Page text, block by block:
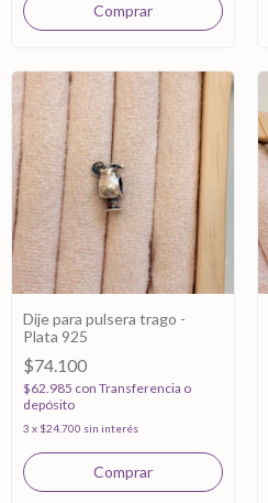
Dije para pulsera trago -
Plata 925
$74.100
$62.985 con Transferencia o
depósito
3 x $24.700 sin interés